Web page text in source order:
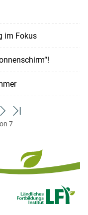
im Fokus
weiter
zum
zum
7